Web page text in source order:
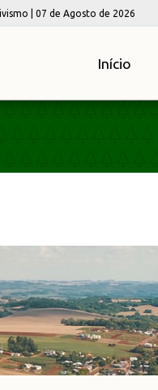
| 07 de Agosto de 2026
Início